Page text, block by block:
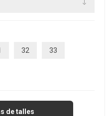
32 33
de talles